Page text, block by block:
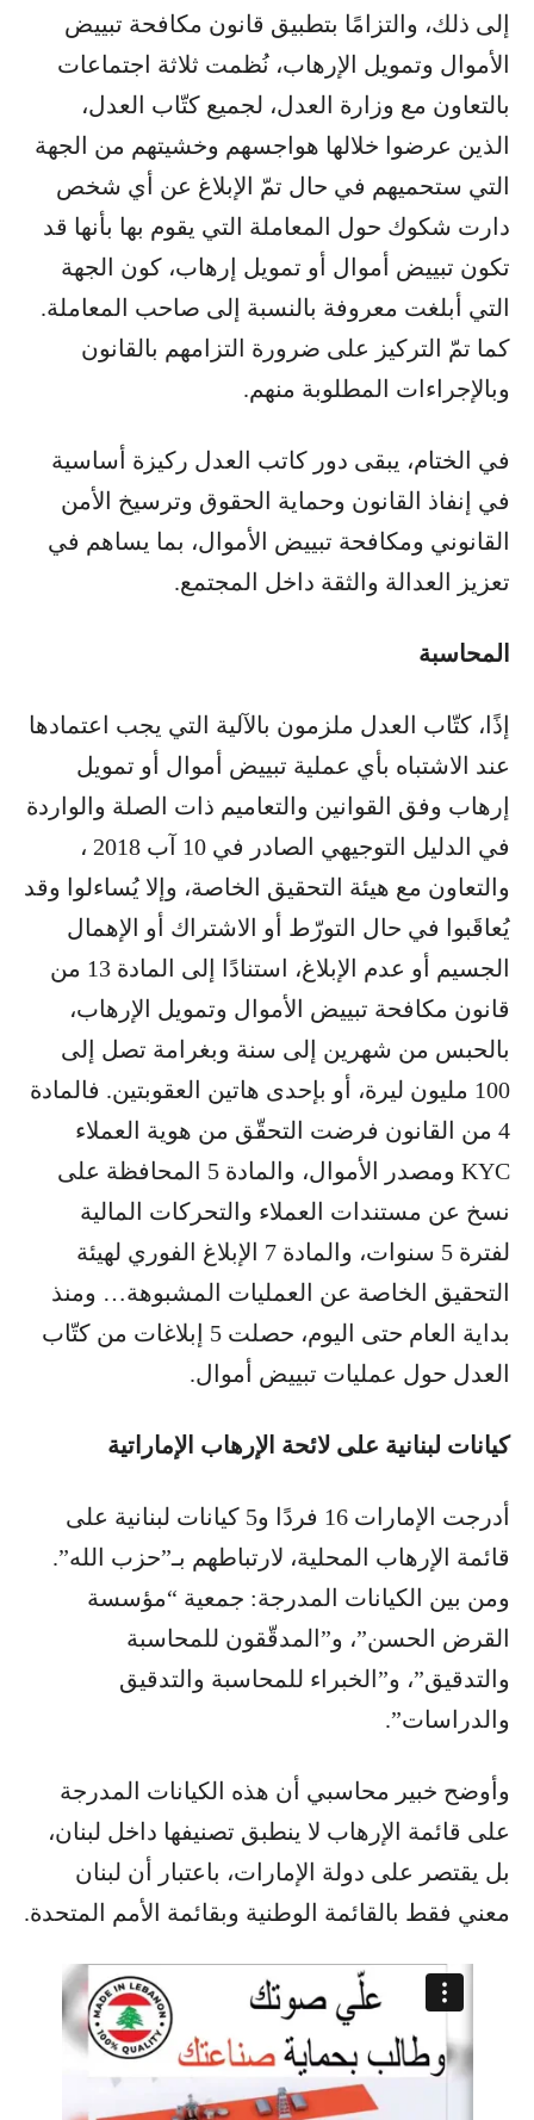
إلى ذلك، والتزامًا بتطبيق قانون مكافحة تبييض
الأموال وتمويل الإرهاب، نُظمت ثلاثة اجتماعات
بالتعاون مع وزارة العدل، لجميع كتّاب العدل،
الذين عرضوا خلالها هواجسهم وخشيتهم من الجهة
التي ستحميهم في حال تمّ الإبلاغ عن أي شخص
دارت شكوك حول المعاملة التي يقوم بها بأنها قد
تكون تبييض أموال أو تمويل إرهاب، كون الجهة
التي أبلغت معروفة بالنسبة إلى صاحب المعاملة.
كما تمّ التركيز على ضرورة التزامهم بالقانون
وبالإجراءات المطلوبة منهم.
في الختام، يبقى دور كاتب العدل ركيزة أساسية
في إنفاذ القانون وحماية الحقوق وترسيخ الأمن
القانوني ومكافحة تبييض الأموال، بما يساهم في
تعزيز العدالة والثقة داخل المجتمع.
المحاسبة
إذًا، كتّاب العدل ملزمون بالآلية التي يجب اعتمادها
عند الاشتباه بأي عملية تبييض أموال أو تمويل
إرهاب وفق القوانين والتعاميم ذات الصلة والواردة
في الدليل التوجيهي الصادر في 10 آب 2018 ،
والتعاون مع هيئة التحقيق الخاصة، وإلا يُساءلوا وقد
يُعاقَبوا في حال التورّط أو الاشتراك أو الإهمال
الجسيم أو عدم الإبلاغ، استنادًا إلى المادة 13 من
قانون مكافحة تبييض الأموال وتمويل الإرهاب،
بالحبس من شهرين إلى سنة وبغرامة تصل إلى
100 مليون ليرة، أو بإحدى هاتين العقوبتين. فالمادة
4 من القانون فرضت التحقّق من هوية العملاء
KYC ومصدر الأموال، والمادة 5 المحافظة على
نسخ عن مستندات العملاء والتحركات المالية
لفترة 5 سنوات، والمادة 7 الإبلاغ الفوري لهيئة
التحقيق الخاصة عن العمليات المشبوهة… ومنذ
بداية العام حتى اليوم، حصلت 5 إبلاغات من كتّاب
العدل حول عمليات تبييض أموال.
كيانات لبنانية على لائحة الإرهاب الإماراتية
أدرجت الإمارات 16 فردًا و5 كيانات لبنانية على
قائمة الإرهاب المحلية، لارتباطهم بـ”حزب الله”.
ومن بين الكيانات المدرجة: جمعية “مؤسسة
القرض الحسن”، و”المدقّقون للمحاسبة
والتدقيق”، و”الخبراء للمحاسبة والتدقيق
والدراسات”.
وأوضح خبير محاسبي أن هذه الكيانات المدرجة
على قائمة الإرهاب لا ينطبق تصنيفها داخل لبنان،
بل يقتصر على دولة الإمارات، باعتبار أن لبنان
معني فقط بالقائمة الوطنية وبقائمة الأمم المتحدة.